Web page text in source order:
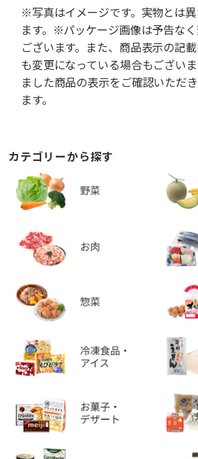
※写真はイメージです。実物とは
ます。※パッケージ画像は予告な
ございます。また、商品表示の記
も変更になっている場合もござい
ました商品の表示をご確認いただ
ます。
カテゴリーから探す